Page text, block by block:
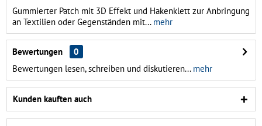
Gummierter Patch mit 3D Effekt und Hakenklett zur Anbringung
an Textilien oder Gegenständen mit...mehr
Bewertungen
0
Bewertungen lesen, schreiben und diskutieren...mehr
Kunden kauften auch